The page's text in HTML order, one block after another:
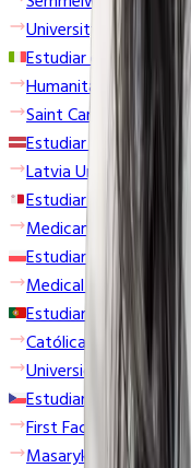
University of
Estudiar en Italia
Humanitas University
Saint Camillus
Estudiar en Letonia
Latvia University of
Estudiar en Malta
Medicampus Europeo
Estudiar en Polonia
Medical University of
Estudiar en Portugal
Católica Medical School
Universidade Fernando
Estudiar en República
First Faculty of
Masaryk University